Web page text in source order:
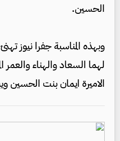
الحسين.
وبهذه المناسبة جفرا نيوز
لهما السعاد والهناء
الاميرة ايمان بنت الحسين